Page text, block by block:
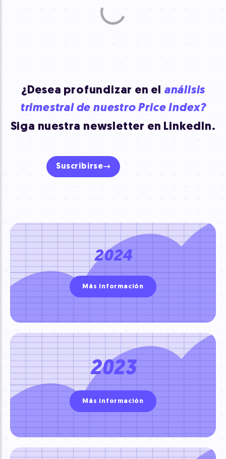
¿Desea profundizar en el análisis
trimestral de nuestro Price Index?
Siga nuestra newsletter en LinkedIn.
Suscribirse
2024
Más información
2023
Más información